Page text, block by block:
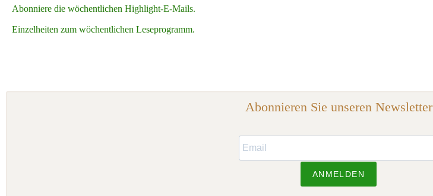
Abonniere die wöchentlichen Highlight-E-Mails.
Einzelheiten zum wöchentlichen Leseprogramm.
Abonnieren Sie unseren Newsletter
ANMELDEN